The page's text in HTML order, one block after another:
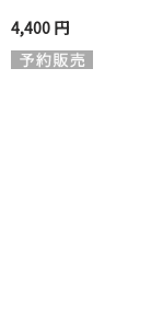
4,400 円